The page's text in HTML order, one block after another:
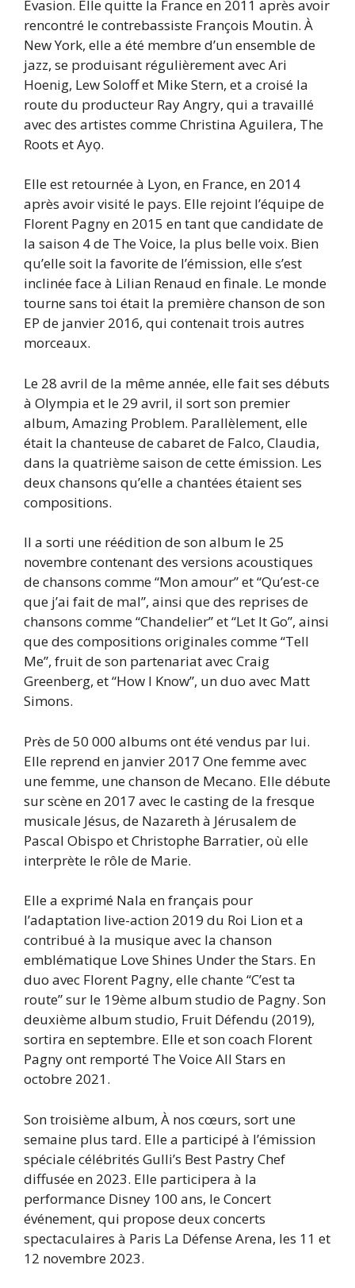
Évasion. Elle quitte la France en 2011 après avoir
rencontré le contrebassiste François Moutin. À
New York, elle a été membre d’un ensemble de
jazz, se produisant régulièrement avec Ari
Hoenig, Lew Soloff et Mike Stern, et a croisé la
route du producteur Ray Angry, qui a travaillé
avec des artistes comme Christina Aguilera, The
Roots et Ayọ.
Elle est retournée à Lyon, en France, en 2014
après avoir visité le pays. Elle rejoint l’équipe de
Florent Pagny en 2015 en tant que candidate de
la saison 4 de The Voice, la plus belle voix. Bien
qu’elle soit la favorite de l’émission, elle s’est
inclinée face à Lilian Renaud en finale. Le monde
tourne sans toi était la première chanson de son
EP de janvier 2016, qui contenait trois autres
morceaux.
Le 28 avril de la même année, elle fait ses débuts
à Olympia et le 29 avril, il sort son premier
album, Amazing Problem. Parallèlement, elle
était la chanteuse de cabaret de Falco, Claudia,
dans la quatrième saison de cette émission. Les
deux chansons qu’elle a chantées étaient ses
compositions.
Il a sorti une réédition de son album le 25
novembre contenant des versions acoustiques
de chansons comme “Mon amour” et “Qu’est-ce
que j’ai fait de mal”, ainsi que des reprises de
chansons comme “Chandelier” et “Let It Go”, ainsi
que des compositions originales comme “Tell
Me”, fruit de son partenariat avec Craig
Greenberg, et “How I Know”, un duo avec Matt
Simons.
Près de 50 000 albums ont été vendus par lui.
Elle reprend en janvier 2017 One femme avec
une femme, une chanson de Mecano. Elle débute
sur scène en 2017 avec le casting de la fresque
musicale Jésus, de Nazareth à Jérusalem de
Pascal Obispo et Christophe Barratier, où elle
interprète le rôle de Marie.
Elle a exprimé Nala en français pour
l’adaptation live-action 2019 du Roi Lion et a
contribué à la musique avec la chanson
emblématique Love Shines Under the Stars. En
duo avec Florent Pagny, elle chante “C’est ta
route” sur le 19ème album studio de Pagny. Son
deuxième album studio, Fruit Défendu (2019),
sortira en septembre. Elle et son coach Florent
Pagny ont remporté The Voice All Stars en
octobre 2021.
Son troisième album, À nos cœurs, sort une
semaine plus tard. Elle a participé à l’émission
spéciale célébrités Gulli’s Best Pastry Chef
diffusée en 2023. Elle participera à la
performance Disney 100 ans, le Concert
événement, qui propose deux concerts
spectaculaires à Paris La Défense Arena, les 11 et
12 novembre 2023.